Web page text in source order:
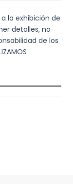
a la exhibición de
detalles, no
de los